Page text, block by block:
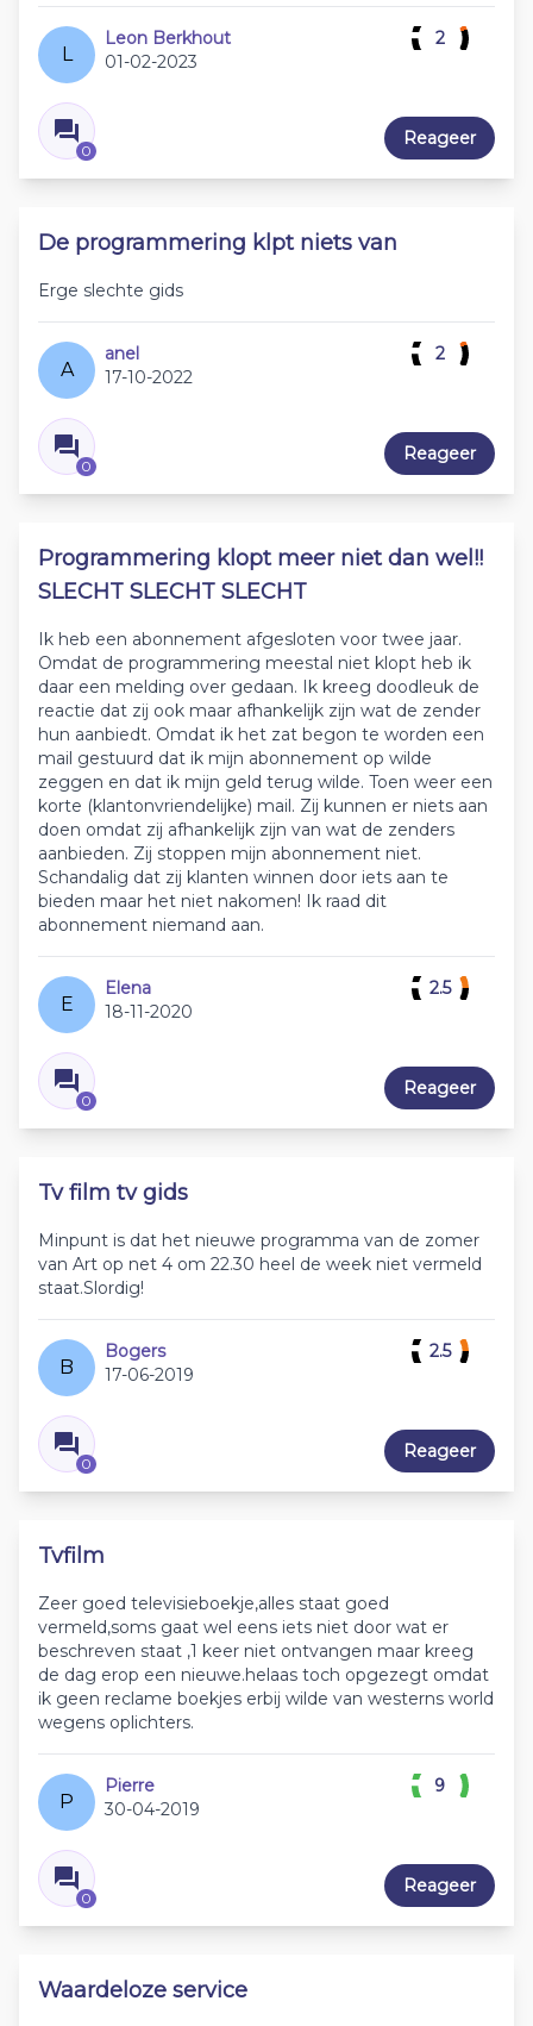
L
Leon Berkhout
01-02-2023
0
2
Reageer
De programmering klpt niets van
Erge slechte gids
A
anel
17-10-2022
0
2
Reageer
Programmering klopt meer niet dan wel!!
SLECHT SLECHT SLECHT
Ik heb een abonnement afgesloten voor twee jaar.
Omdat de programmering meestal niet klopt heb ik
daar een melding over gedaan. Ik kreeg doodleuk de
reactie dat zij ook maar afhankelijk zijn wat de zender
hun aanbiedt. Omdat ik het zat begon te worden een
mail gestuurd dat ik mijn abonnement op wilde
zeggen en dat ik mijn geld terug wilde. Toen weer een
korte (klantonvriendelijke) mail. Zij kunnen er niets aan
doen omdat zij afhankelijk zijn van wat de zenders
aanbieden. Zij stoppen mijn abonnement niet.
Schandalig dat zij klanten winnen door iets aan te
bieden maar het niet nakomen! Ik raad dit
abonnement niemand aan.
E
Elena
18-11-2020
0
2.5
Reageer
Tv film tv gids
Minpunt is dat het nieuwe programma van de zomer
van Art op net 4 om 22.30 heel de week niet vermeld
staat.Slordig!
B
Bogers
17-06-2019
0
2.5
Reageer
Tvfilm
Zeer goed televisieboekje,alles staat goed
vermeld,soms gaat wel eens iets niet door wat er
beschreven staat ,1 keer niet ontvangen maar kreeg
de dag erop een nieuwe.helaas toch opgezegt omdat
ik geen reclame boekjes erbij wilde van westerns world
wegens oplichters.
P
Pierre
30-04-2019
0
9
Reageer
Waardeloze service